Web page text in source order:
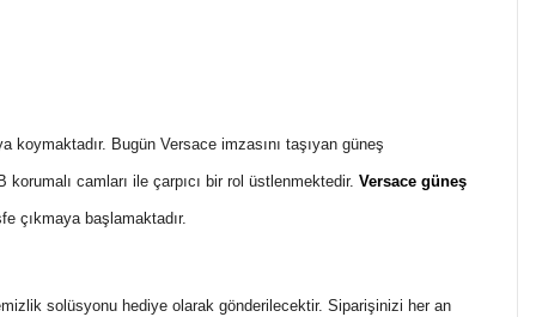
Bugün Versace imzasını taşıyan güneş
camları ile çarpıcı bir rol üstlenmektedir. Versace güneş
çıkmaya başlamaktadır.
solüsyonu hediye olarak gönderilecektir. Siparişinizi her an